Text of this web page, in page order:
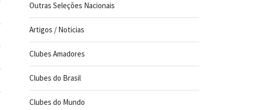
Outras Seleções Nacionais
Artigos / Noticias
Clubes Amadores
Clubes do Brasil
Clubes do Mundo